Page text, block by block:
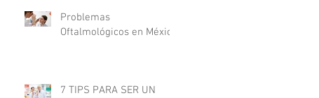
Problemas
Oftalmológicos en México
7 TIPS PARA SER UN